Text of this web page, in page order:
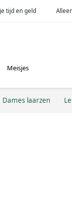
tijd en geld
Meisjes
Dames laarzen